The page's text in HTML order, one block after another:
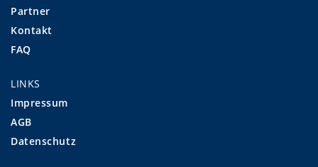
Partner
Kontakt
FAQ
LINKS
Impressum
AGB
Datenschutz